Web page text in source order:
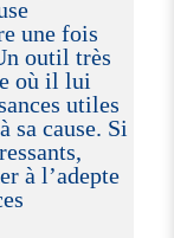
une fois
outil très
où il lui
utiles
sa cause. Si
à l’adepte